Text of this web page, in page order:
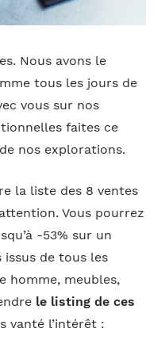
Nous avons le
tous les jours de
vous sur nos
faites ce
nos explorations.
la liste des 8 ventes
Vous pourrez
-53% sur un
de tous les
homme, meubles,
le listing de ces
vanté l’intérêt :